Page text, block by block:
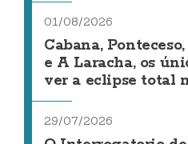
01/08/2026
Cabana,
e A Laracha, os
ver a eclipse total
29/07/2026